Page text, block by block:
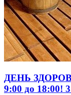
ДЕНЬ
9:00 до 18:00!